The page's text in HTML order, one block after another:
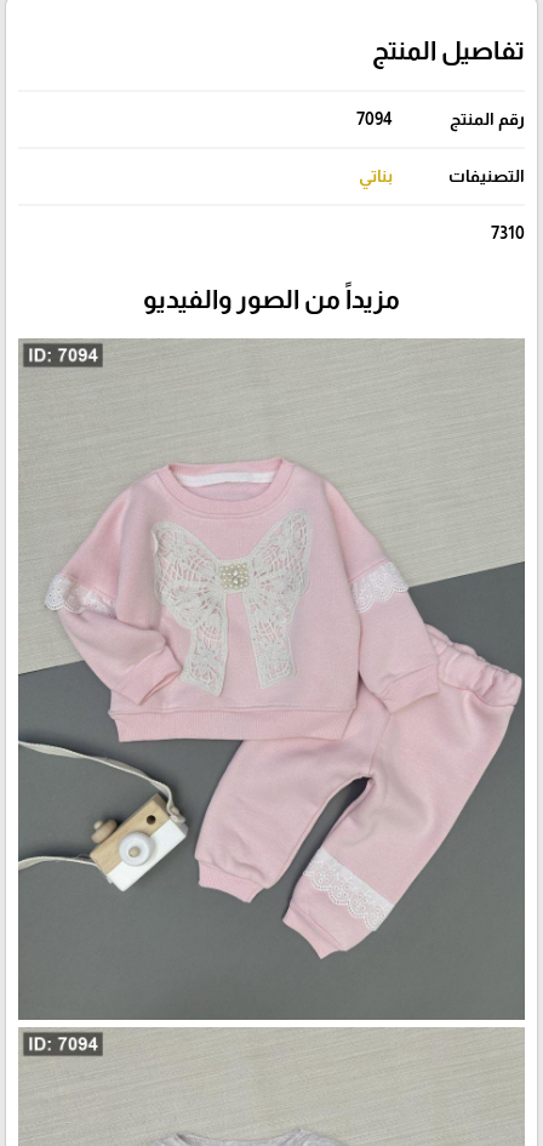
تفاصيل المنتج
رقم المنتج 7094
التصنيفات بناتي
7310
مزيداً من الصور والفيديو